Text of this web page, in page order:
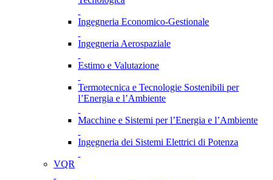
Ingegneria Economico-Gestionale
Ingegneria Aerospaziale
Estimo e Valutazione
Termotecnica e Tecnologie Sostenibili per
l’Energia e l’Ambiente
Macchine e Sistemi per l’Energia e l’Ambiente
Ingegneria dei Sistemi Elettrici di Potenza
VQR